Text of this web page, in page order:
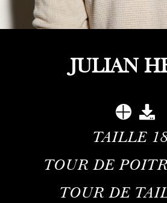
JULIAN
TAILLE
TOUR DE
TOUR DE